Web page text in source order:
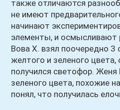
также отличаются
не имеют
начинают
элементы, и осмысливают
Вова X. взял поочередно 3
желтого и зеленого цвета,
получился светофор. Женя
зеленого цвета, похожие
понял, что получилась